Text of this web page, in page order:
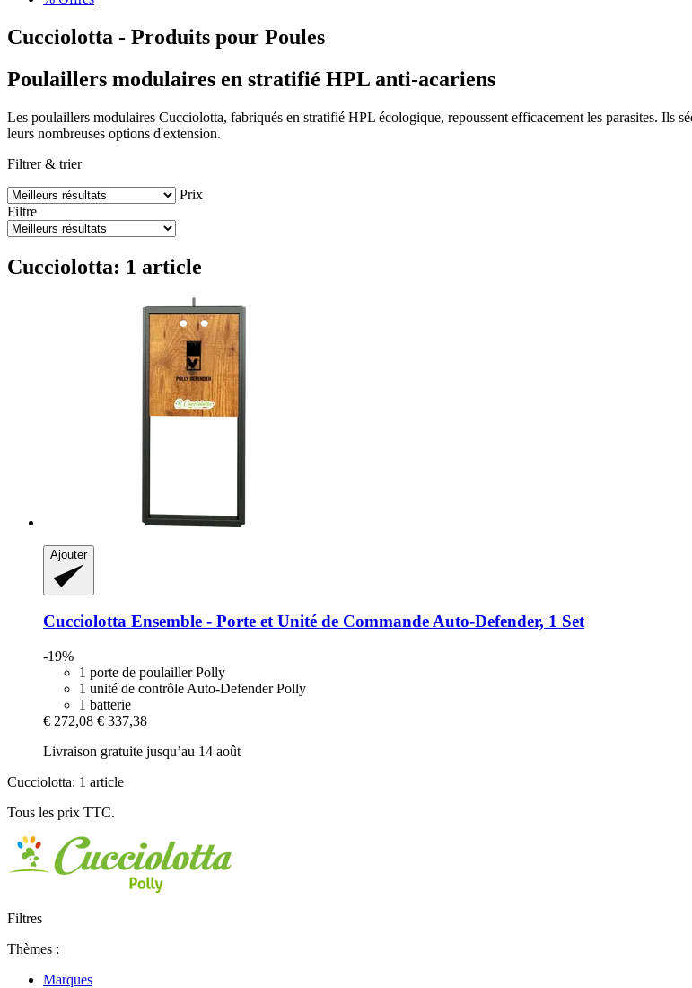
Cucciolotta - Produits pour Poules
Poulaillers modulaires en stratifié HPL anti-acariens
Les poulaillers modulaires Cucciolotta, fabriqués en stratifié HPL écologique, repoussent efficacement les parasites. Ils
leurs nombreuses options d'extension.
Filtrer & trier
Prix
Filtre
Cucciolotta: 1 article
Ajouter
Cucciolotta Ensemble -​ Porte et Unité de Commande Auto-​Defender, 1 Set
-19%
1 porte de poulailler Polly
1 unité de contrôle Auto-Defender Polly
1 batterie
€ 272,08 € 337,38
Livraison gratuite jusqu’au 14 août
Cucciolotta: 1 article
Tous les prix TTC.
Filtres
Thèmes :
Marques